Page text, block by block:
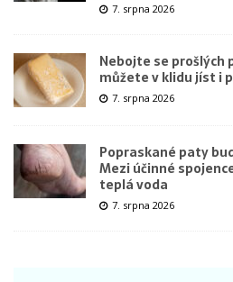
7. srpna 2026
Nebojte se prošlých
můžete v klidu jíst i
7. srpna 2026
Popraskané paty
Mezi účinné
teplá voda
7. srpna 2026